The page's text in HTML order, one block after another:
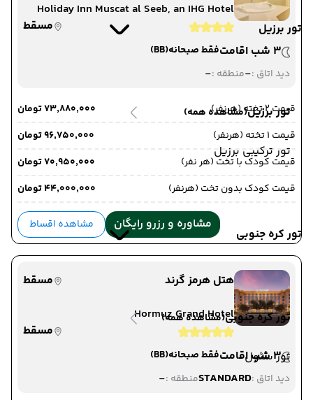
تور برزیل
تور برزیل(مشاهده همه)
تور ترکیبی برزیل
تور کره جنوبی
تور کره جنوبی(مشاهده همه)
تور سئول
Holiday Inn Muscat al Seeb, an IHG Hotel
مسقط
3 شب اقامت
فقط صبحانه(BB)
دید اتاق :-منطقه :-
قیمت 2 تخته (هرنفر)
۷۳٬۸۸۰٬۰۰۰ تومان
قیمت 1 تخته (هرنفر)
۹۶٬۷۵۰٬۰۰۰ تومان
قیمت کودک با تخت (هر نفر)
۷۰٬۹۵۰٬۰۰۰ تومان
قیمت کودک بدون تخت (هرنفر)
۴۴٬۰۰۰٬۰۰۰ تومان
مشاوره و رزرو رایگان مشاهده اقساط
هتل هرمز گرند
مسقط
Hormuz Grand Hotel
مسقط
3 شب اقامت
فقط صبحانه(BB)
دید اتاق :STANDARDمنطقه :-